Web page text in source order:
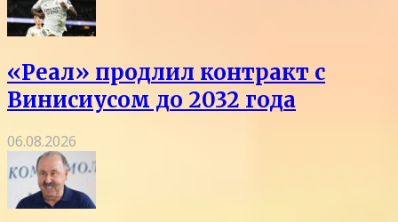
«Реал» продлил контракт с
Винисиусом до 2032 года
06.08.2026